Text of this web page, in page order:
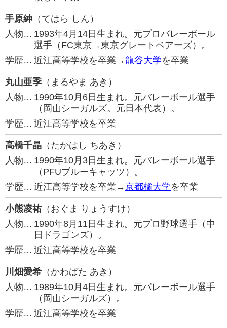
手原紳 （てはら しん）
人物… 1993年4月14日生まれ。元プロバレーボール
選手（FC東京→東京グレートベアーズ）。
学歴… 近江高等学校を卒業→龍谷大学を卒業
丸山亜季 （まるやま あき）
人物… 1990年10月6日生まれ。元バレーボール選手
（岡山シーガルズ。元日本代表）。
学歴… 近江高等学校を卒業
高橋千晶 （たかはし ちあき）
人物… 1990年10月3日生まれ。元バレーボール選手
（PFUブルーキャッツ）。
学歴… 近江高等学校を卒業→京都橘大学を卒業
小熊凌祐（おぐま りょうすけ）
人物… 1990年8月11日生まれ。元プロ野球選手（中
日ドラゴンズ）。
学歴… 近江高等学校を卒業
川畑愛希 （かわばた あき）
人物… 1989年10月4日生まれ。元バレーボール選手
（岡山シーガルズ）。
学歴… 近江高等学校を卒業